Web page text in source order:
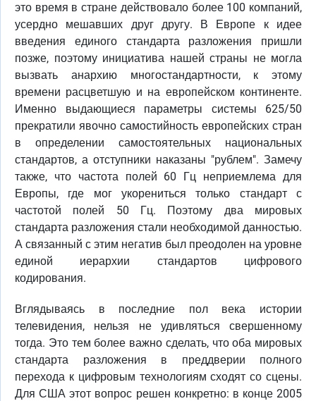
это время в стране действовало более 100 компаний,
усердно мешавших друг другу. В Европе к идее
введения единого стандарта разложения пришли
позже, поэтому инициатива нашей страны не могла
вызвать анархию многостандартности, к этому
времени расцветшую и на европейском континенте.
Именно выдающиеся параметры системы 625/50
прекратили явочно самостийность европейских стран
в определении самостоятельных национальных
стандартов, а отступники наказаны "рублем". Замечу
также, что частота полей 60 Гц неприемлема для
Европы, где мог укорениться только стандарт с
частотой полей 50 Гц. Поэтому два мировых
стандарта разложения стали необходимой данностью.
А связанный с этим негатив был преодолен на уровне
единой иерархии стандартов цифрового
кодирования.
Вглядываясь в последние пол века истории
телевидения, нельзя не удивляться свершенному
тогда. Это тем более важно сделать, что оба мировых
стандарта разложения в преддверии полного
перехода к цифровым технологиям сходят со сцены.
Для США этот вопрос решен конкретно: в конце 2005